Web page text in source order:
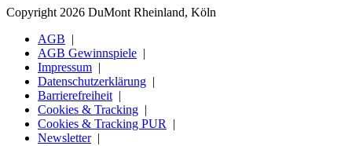
Copyright 2026 DuMont Rheinland, Köln
AGB
AGB Gewinnspiele
Impressum
Datenschutzerklärung
Barrierefreiheit
Cookies & Tracking
Cookies & Tracking PUR
Newsletter